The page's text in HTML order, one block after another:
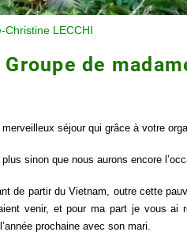
LECCHI
de
séjour qui grâce à votre
sinon que nous aurons encore
de partir du Vietnam, outre cette
venir, et pour ma part je vous
prochaine avec son mari.